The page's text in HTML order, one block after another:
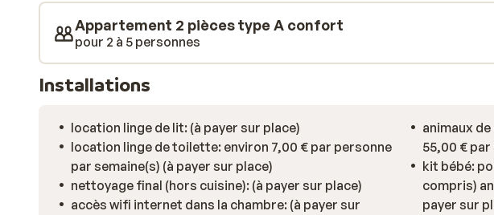
Appartement 2 pièces type A confort
pour 2 à 5 personnes
Installations
location linge de lit: (à payer sur place)
location linge de toilette: environ 7,00 € par personne
par semaine(s) (à payer sur place)
nettoyage final (hors cuisine): (à payer sur place)
accès wifi internet dans la chambre: (à payer sur
animaux
55,00 € par
kit bébé:
compris)
payer sur